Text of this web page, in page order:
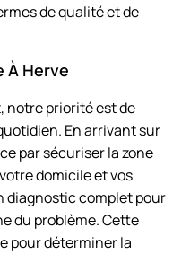
de qualité et de
À Herve
notre priorité est de
En arrivant sur
par sécuriser la zone
domicile et vos
diagnostic complet pour
du problème. Cette
pour déterminer la